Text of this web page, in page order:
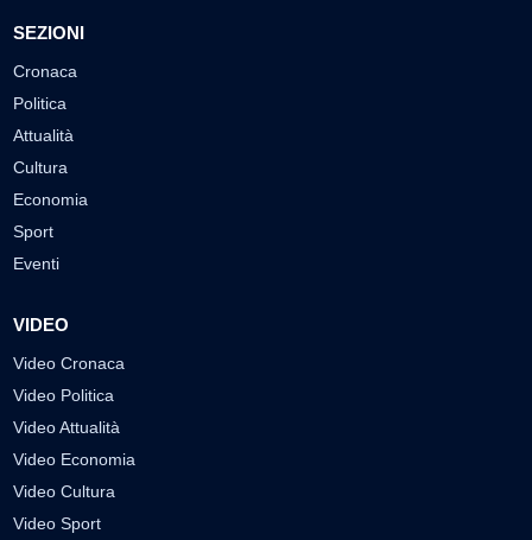
SEZIONI
Cronaca
Politica
Attualità
Cultura
Economia
Sport
Eventi
VIDEO
Video Cronaca
Video Politica
Video Attualità
Video Economia
Video Cultura
Video Sport